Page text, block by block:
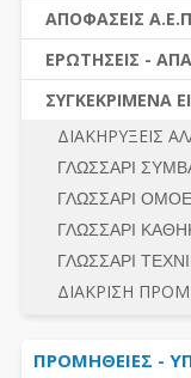
ΚΑΛΛΙΚΡΑΤΗΣ
ΝΟΜΟΘΕΣΙΑ -
ΝΟΜΟΘΕΣΙΑ -
ΕΡΩΤΗΣΕΙΣ -
ΑΠΟΦΑΣΕΙΣ
ΠΡΟΔΙΚΑΣΤΙΚΗ
ΓΕΝΙΚΟΙ
ΠΡΟΣΦΟΡΕΣ –
ΔΙΕΞΑΓΩΓΗ
ΕΣΗΔΗΣ –
ΠΕΡΙΛΗΨΕΙΣ
ΣΥΝΟΛΟ
ΕΡΩΤΗΣΕΙΣ -
Ν. 4782/2021 -
ΔΙΕΞΑΓΩΓΗ
ΔΙΑΔΙΚΑΣΙΕΣ
ΓΕΝΙΚΟΙ
ΛΟΓΟΙ
ΠΡΟΣΦΟΡΕΣ -
ΣΥΓΚΕΚΡΙΜΕΝΑ
ΔΙΑΚΗΡΥΞΕΙΣ
ΓΛΩΣΣΑΡΙ
ΓΛΩΣΣΑΡΙ
ΓΛΩΣΣΑΡΙ
ΓΛΩΣΣΑΡΙ
ΔΙΑΚΡΙΣΗ
ΠΡΟΜΗΘΕΙΕΣ -